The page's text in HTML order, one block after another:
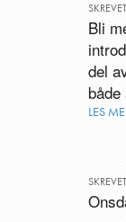
Bli
del
både
LES